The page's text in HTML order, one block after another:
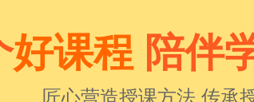
好课程 陪伴
匠心营造授课方法 传承